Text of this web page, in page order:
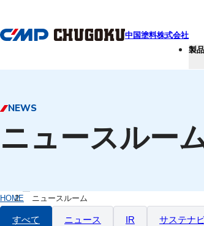
中国塗料株式会社
製
NEWS
ニュースルー
HOME ニュースルーム
すべて ニュース IR サステナ